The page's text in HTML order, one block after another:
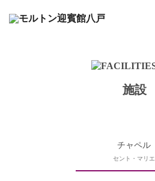
施設
チャペル
セント・マリエ